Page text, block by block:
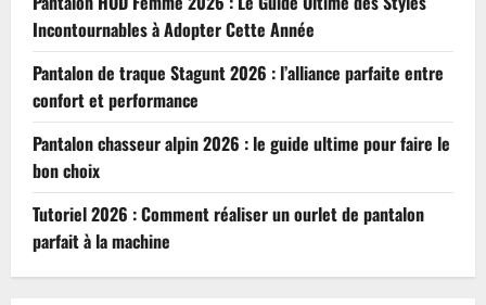
Incontournables à Adopter Cette Année
Pantalon de traque Stagunt 2026 : l’alliance parfaite entre
confort et performance
Pantalon chasseur alpin 2026 : le guide ultime pour faire le
bon choix
Tutoriel 2026 : Comment réaliser un ourlet de pantalon
parfait à la machine